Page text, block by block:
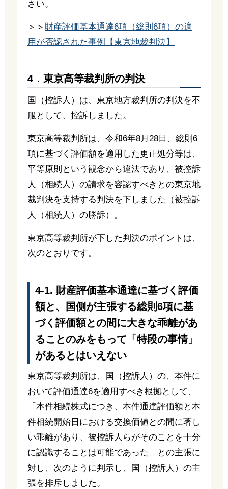
さい。
＞＞ 財産評価基本通達6項（総則6項）の適
用が否認された事例【東京地裁判決】
4．東京高等裁判所の判決
国（控訴人）は、東京地方裁判所の判決を不
服として、控訴しました。
東京高等裁判所は、令和6年8月28日、総則6
項に基づく評価額を適用した更正処分等は、
平等原則という観念から違法であり、被控訴
人（相続人）の請求を容認すべきとの東京地
裁判決を支持する判決を下しました（被控訴
人（相続人）の勝訴）。
東京高等裁判所が下した判決のポイントは、
次のとおりです。
4-1. 財産評価基本通達に基づく評価
額と、国側が主張する総則6項に基
づく評価額との間に大きな乖離があ
ることのみをもって「特段の事情」
があるとはいえない
東京高等裁判所は、国（控訴人）の、本件に
おいて評価通達6を適用すべき根拠として、
「本件相続株式につき、本件通達評価額と本
件相続開始日における交換価値との間に著し
い乖離があり、被控訴人らがそのことを十分
に認識することは可能であった」との主張に
対し、次のように判示し、国（控訴人）の主
張を排斥しました。